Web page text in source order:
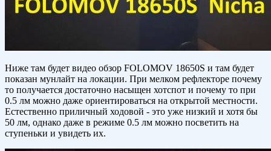
Ниже там будет видео обзор FOLOMOV 18650S и там будет
показан мунлайт на локации. При мелком рефлекторе почему
то получается достаточно насыщен хотспот и почему то при
0.5 лм можно даже ориентироваться на открытой местности.
Естественно приличный ходовой - это уже низкий и хотя бы
50 лм, однако даже в режиме 0.5 лм можно посветить на
ступеньки и увидеть их.